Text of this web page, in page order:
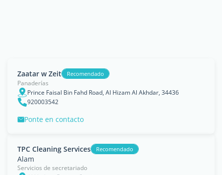
Zaatar w Zeit Recomendado
Panaderías
Prince Faisal Bin Fahd Road, Al Hizam Al Akhdar, 34436
920003542
Ponte en contacto
TPC Cleaning Services Recomendado
Alam
Servicios de secretariado